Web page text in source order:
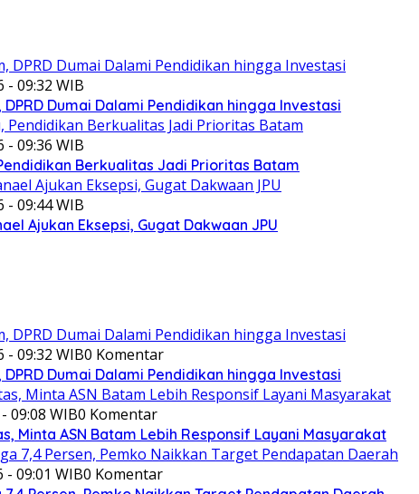
- 09:32 WIB
Dumai Dalami Pendidikan hingga Investasi
- 09:36 WIB
Berkualitas Jadi Prioritas Batam
- 09:44 WIB
Ajukan Eksepsi, Gugat Dakwaan JPU
- 09:32 WIB0 Komentar
Dumai Dalami Pendidikan hingga Investasi
09:08 WIB0 Komentar
Minta ASN Batam Lebih Responsif Layani Masyarakat
- 09:01 WIB0 Komentar